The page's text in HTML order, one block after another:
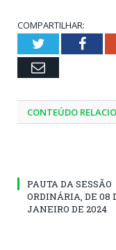
COMPARTILHAR:
Twitter
Email
CONTEÚDO
PAUTA DA SESSÃO
ORDINÁRIA, DE 08
JANEIRO DE 2024